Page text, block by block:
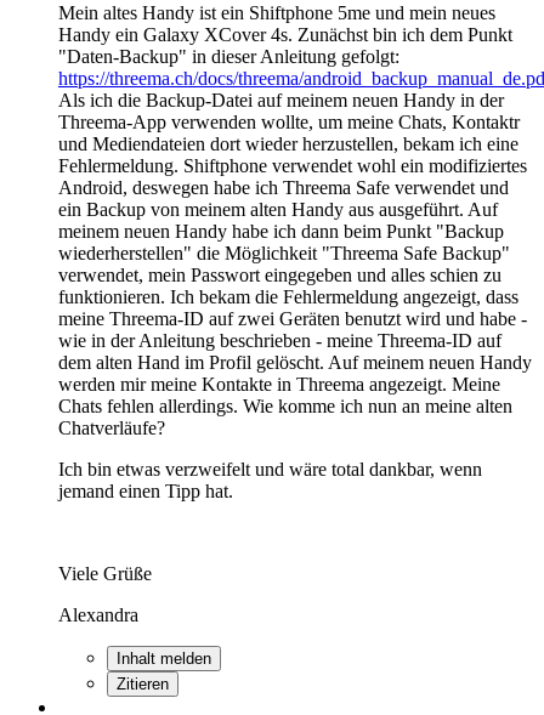
Mein altes Handy ist ein Shiftphone 5me und mein neues
Handy ein Galaxy XCover 4s. Zunächst bin ich dem Punkt
"Daten-Backup" in dieser Anleitung gefolgt:
https://threema.ch/docs/threema/
Als ich die Backup-Datei auf meinem neuen Handy in der
Threema-App verwenden wollte, um meine Chats, Kontaktr
und Mediendateien dort wieder herzustellen, bekam ich eine
Fehlermeldung. Shiftphone verwendet wohl ein modifiziertes
Android, deswegen habe ich Threema Safe verwendet und
ein Backup von meinem alten Handy aus ausgeführt. Auf
meinem neuen Handy habe ich dann beim Punkt "Backup
wiederherstellen" die Möglichkeit "Threema Safe Backup"
verwendet, mein Passwort eingegeben und alles schien zu
funktionieren. Ich bekam die Fehlermeldung angezeigt, dass
meine Threema-ID auf zwei Geräten benutzt wird und habe -
wie in der Anleitung beschrieben - meine Threema-ID auf
dem alten Hand im Profil gelöscht. Auf meinem neuen Handy
werden mir meine Kontakte in Threema angezeigt. Meine
Chats fehlen allerdings. Wie komme ich nun an meine alten
Chatverläufe?
Ich bin etwas verzweifelt und wäre total dankbar, wenn
jemand einen Tipp hat.
Viele Grüße
Alexandra
Inhalt melden
Zitieren